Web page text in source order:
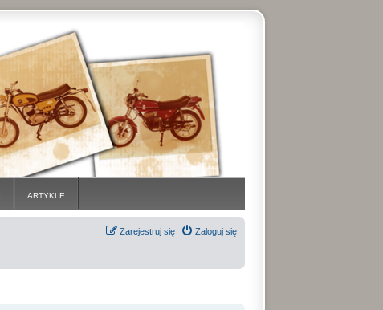
ARTYKLE
Zaloguj się
Zarejestruj się